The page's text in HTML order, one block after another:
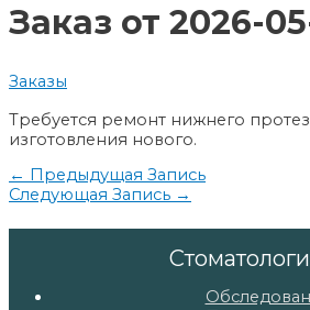
Заказ от 2026-
Заказы
Требуется ремонт нижнего
изготовления нового.
Навигация
по
← Предыдущая Запись
Следующая Запись →